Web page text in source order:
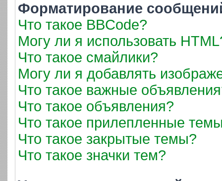
Форматирование
Что такое BBCode?
Могу ли я использовать
Что такое смайлики?
Могу ли я добавлять
Что такое важные
Что такое объявления?
Что такое прилепленные
Что такое закрытые темы?
Что такое значки тем?